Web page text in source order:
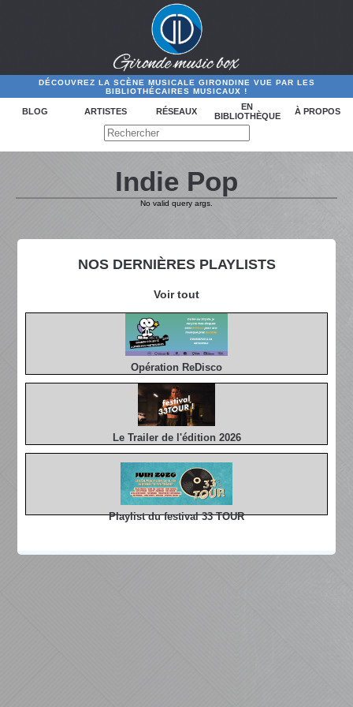
DÉCOUVREZ LA SCÈNE MUSICALE GIRONDINE VUE PAR LES
BIBLIOTHÉCAIRES MUSICAUX !
BLOG ARTISTES RÉSEAUX
EN
BIBLIOTHÈQUE
À PROPOS
NOS DERNIÈRES PLAYLISTS
Voir tout
Opération ReDisco
Le Trailer de l'édition 2026
Playlist du festival 33 TOUR
Indie Pop
No valid query args.